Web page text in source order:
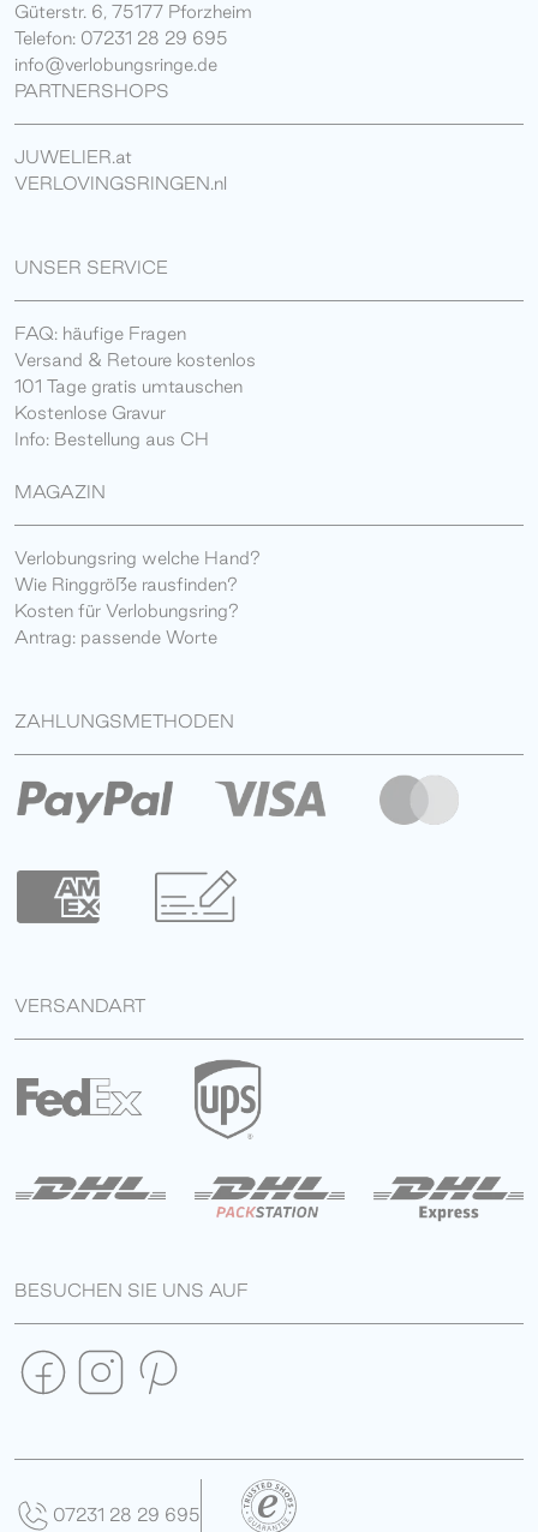
Güterstr. 6, 75177 Pforzheim
Telefon: 07231 28 29 695
info@verlobungsringe.de
PARTNERSHOPS
JUWELIER.at
VERLOVINGSRINGEN.nl
UNSER SERVICE
FAQ: häufige Fragen
Versand & Retoure kostenlos
101 Tage gratis umtauschen
Kostenlose Gravur
Info: Bestellung aus CH
MAGAZIN
Verlobungsring welche Hand?
Wie Ringgröße rausfinden?
Kosten für Verlobungsring?
Antrag: passende Worte
ZAHLUNGSMETHODEN
VERSANDART
BESUCHEN SIE UNS AUF
07231 28 29 695